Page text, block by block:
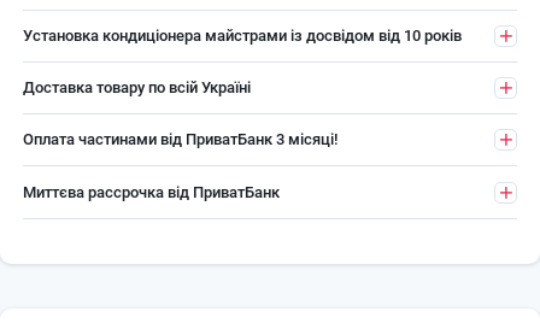
Установка кондиціонера майстрами із досвідом від 10 років
Доставка товару по всій Україні
Оплата частинами від ПриватБанк 3 місяці!
Миттєва рассрочка від ПриватБанк